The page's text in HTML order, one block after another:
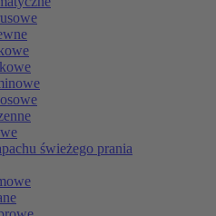
świeżego prania